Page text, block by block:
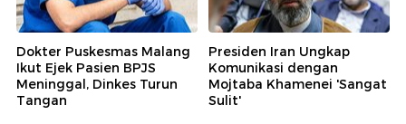
Dokter Puskesmas Malang
Ikut Ejek Pasien BPJS
Meninggal, Dinkes Turun
Tangan
Presiden Iran Ungkap
Komunikasi dengan
Mojtaba Khamenei 'Sangat
Sulit'